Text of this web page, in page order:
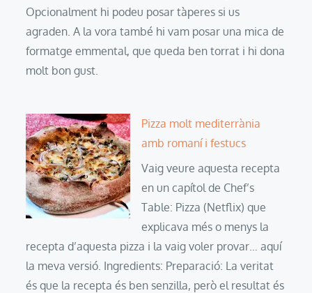
Opcionalment hi podeu posar tàperes si us
agraden. A la vora també hi vam posar una mica de
formatge emmental, que queda ben torrat i hi dona
molt bon gust.
Pizza molt mediterrània
amb romaní i festucs
Vaig veure aquesta recepta
en un capítol de Chef’s
Table: Pizza (Netflix) que
explicava més o menys la
recepta d’aquesta pizza i la vaig voler provar… aquí
la meva versió. Ingredients: Preparació: La veritat
és que la recepta és ben senzilla, però el resultat és